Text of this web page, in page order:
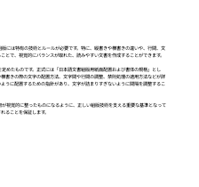
には特有の技術とルールが必要です。特に、縦書きや横書きの違いや、行間、文
で、視覚的にバランスが取れた、読みやすい文書を作成することができます。
めたものです。正式には「日本語文書組版用紙面配置および書体の規格」とし
書きの際の文字の配置方法、文字間や行間の調整、禁則処理の適用方法などが詳
うに配置するための指針があり、文字が詰まりすぎないように間隔を調整するこ
視覚的に整ったものになるように、正しい組版技術を支える重要な基準となって
ることを保証します。